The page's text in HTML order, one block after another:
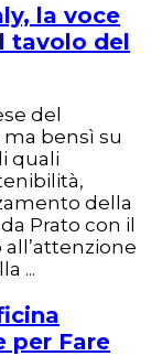
la voce
tavolo del
del
bensì su
quali
della
Prato con il
...
per Fare